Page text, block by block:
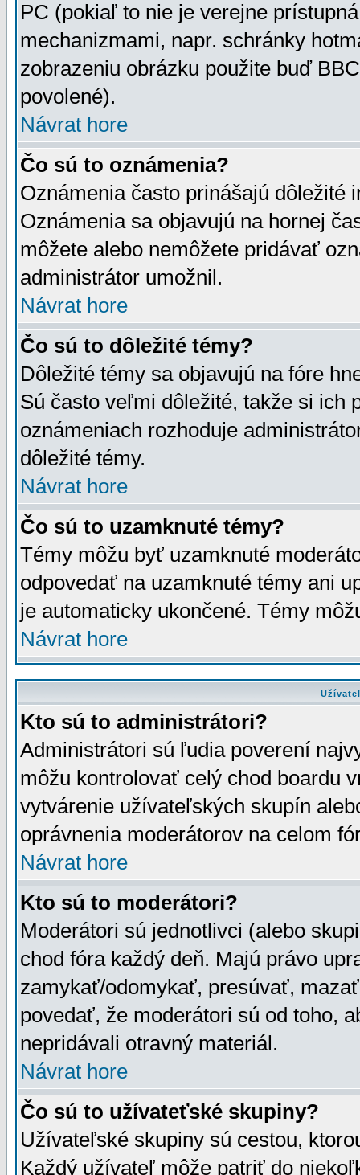
PC (pokiaľ to nie je verejne
mechanizmami, napr. schránky
zobrazeniu obrázku použite buď
povolené).
Návrat hore
Čo sú to oznámenia?
Oznámenia často prinášajú dôležité
Oznámenia sa objavujú na hornej
môžete alebo nemôžete pridávať
administrátor umožnil.
Návrat hore
Čo sú to dôležité témy?
Dôležité témy sa objavujú na fóre
Sú často veľmi dôležité, takže si ich
oznámeniach rozhoduje
dôležité témy.
Návrat hore
Čo sú to uzamknuté témy?
Témy môžu byť uzamknuté
odpovedať na uzamknuté témy ani
je automaticky ukončené. Témy
Návrat hore
Kto sú to administrátori?
Administrátori sú ľudia poverení
môžu kontrolovať celý chod boardu
vytvárenie užívateľských skupín
oprávnenia moderátorov na celom
Návrat hore
Kto sú to moderátori?
Moderátori sú jednotlivci (alebo
chod fóra každý deň. Majú právo
zamykať/odomykať, presúvať,
povedať, že moderátori sú od toho,
nepridávali otravný materiál.
Návrat hore
Čo sú to užívateťské skupiny?
Užívateľské skupiny sú cestou,
Každý užívateľ môže patriť do